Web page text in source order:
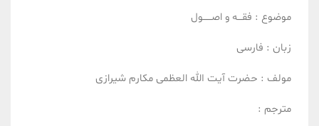
موضوع : فقـــه و اصــــــول
زبان : فارسی
مولف : حضرت آیت الله العظمی مکارم شیرازی
مترجم :